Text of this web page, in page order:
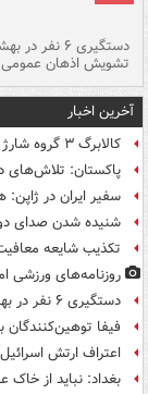
دستگیری ۶ نفر
تشویش اذهان عمومی
آخرین اخبار
کالابرگ ۳ گروه شارژ شد
پاکستان: تلاش‌های
سفیر ایران در
شنیده شدن صدای دو
تکذیب شایعه
روزنامه‌های ورزشی امروز
دستگیری ۶ نفر در بهشهر به اتهام تشویش اذهان عمومی
فیفا توهین‌کنندگان
اعتراف ارتش اسرائیل به هلاکت ۲ افسر
بغداد: نباید از